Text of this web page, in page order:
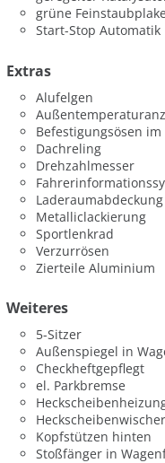
grüne
Start-Stop Automatik
Extras
Alufelgen
Befestigungsösen
Dachreling
Drehzahlmesser
Laderaumabdeckung
Metalliclackierung
Sportlenkrad
Verzurrösen
Zierteile Aluminium
Weiteres
5-Sitzer
Außenspiegel in
Checkheftgepflegt
el. Parkbremse
Heckscheibenwischer
Kopfstützen hinten
Stoßfänger in